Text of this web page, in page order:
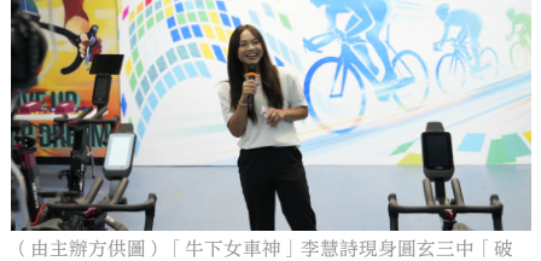
（由主辦方供圖）「牛下女車神」李慧詩現身圓玄三中「破